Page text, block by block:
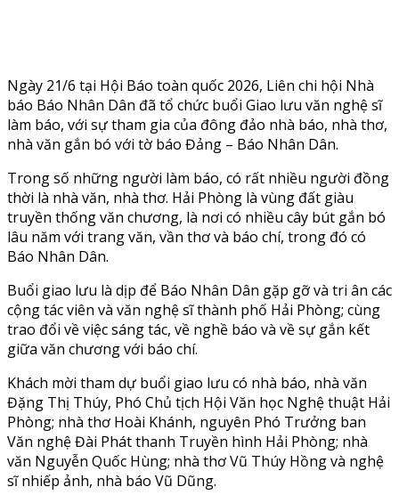
Ngày 21/6 tại Hội Báo toàn quốc 2026, Liên chi hội Nhà
báo Báo Nhân Dân đã tổ chức buổi Giao lưu văn nghệ sĩ
làm báo, với sự tham gia của đông đảo nhà báo, nhà thơ,
nhà văn gắn bó với tờ báo Đảng – Báo Nhân Dân.
Trong số những người làm báo, có rất nhiều người đồng
thời là nhà văn, nhà thơ. Hải Phòng là vùng đất giàu
truyền thống văn chương, là nơi có nhiều cây bút gắn bó
lâu năm với trang văn, vần thơ và báo chí, trong đó có
Báo Nhân Dân.
Buổi giao lưu là dịp để Báo Nhân Dân gặp gỡ và tri ân các
cộng tác viên và văn nghệ sĩ thành phố Hải Phòng; cùng
trao đổi về việc sáng tác, về nghề báo và về sự gắn kết
giữa văn chương với báo chí.
Khách mời tham dự buổi giao lưu có nhà báo, nhà văn
Đặng Thị Thúy, Phó Chủ tịch Hội Văn học Nghệ thuật Hải
Phòng; nhà thơ Hoài Khánh, nguyên Phó Trưởng ban
Văn nghệ Đài Phát thanh Truyền hình Hải Phòng; nhà
văn Nguyễn Quốc Hùng; nhà thơ Vũ Thúy Hồng và nghệ
sĩ nhiếp ảnh, nhà báo Vũ Dũng.